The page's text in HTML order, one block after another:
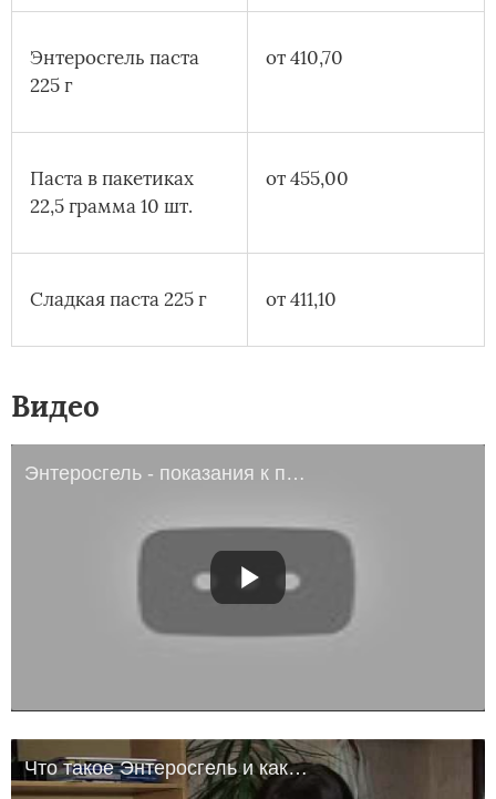
Энтеросгель паста
225 г
от 410,70
Паста в пакетиках
22,5 грамма 10 шт.
от 455,00
Сладкая паста 225 г от 411,10
Видео
Энтеросгель - показания к применению
Что такое Энтеросгель и как он работает?